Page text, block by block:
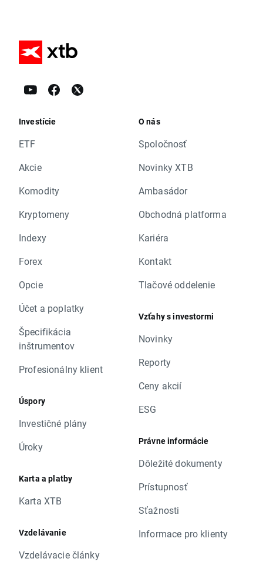
Investície
ETF
Akcie
Komodity
Kryptomeny
Indexy
Forex
Opcie
Účet a poplatky
Špecifikácia
inštrumentov
Profesionálny klient
Úspory
Investičné plány
Úroky
Karta a platby
Karta XTB
Vzdelávanie
Vzdelávacie články
O nás
Spoločnosť
Novinky XTB
Ambasádor
Obchodná platforma
Kariéra
Kontakt
Tlačové oddelenie
Vzťahy s investormi
Novinky
Reporty
Ceny akcií
ESG
Právne informácie
Dôležité dokumenty
Prístupnosť
Sťažnosti
Informace pro klienty